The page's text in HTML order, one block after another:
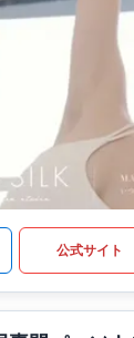
公式サイト